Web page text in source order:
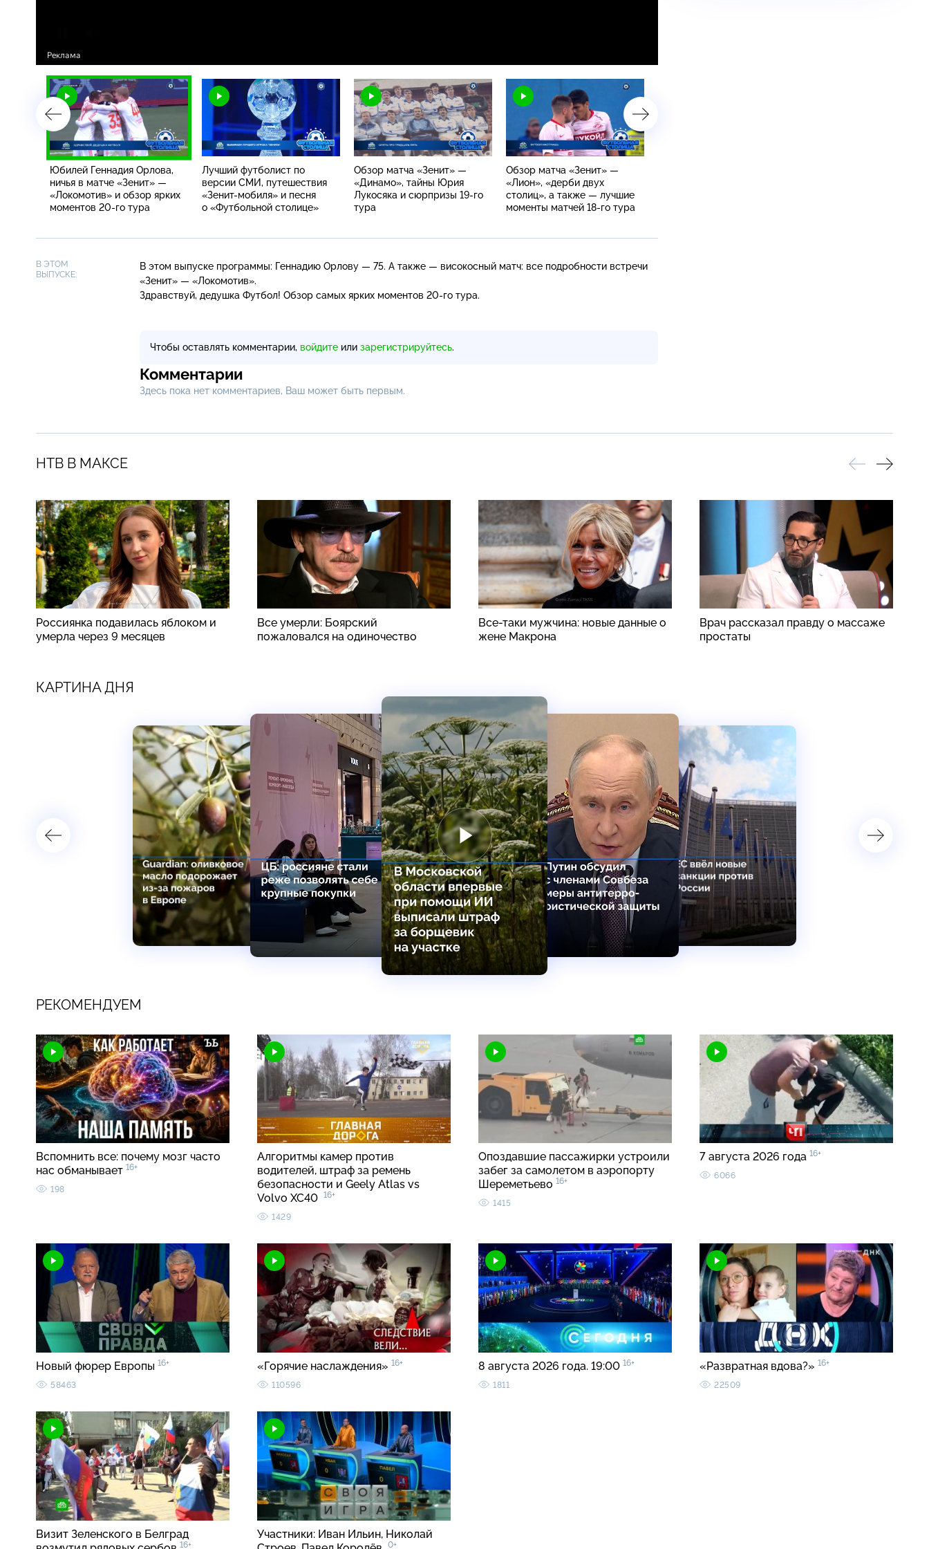
Юбилей Геннадия Орлова,
ничья в матче «Зенит» —
«Локомотив» и обзор ярких
моментов 20-го тура
Лучший футболист по
версии СМИ, путешествия
«Зенит-мобиля» и песня
о «Футбольной столице»
Обзор матча «Зенит» —
«Динамо», тайны Юрия
Лукосяка и сюрпризы 19-го
тура
Обзор матча «Зенит» —
«Лион», «дерби двух
столиц», а также — лучшие
моменты матчей 18-го тура
В ЭТОМ
ВЫПУСКЕ:
В этом выпуске программы: Геннадию Орлову — 75. А также — високосный матч: все подробности встречи
«Зенит» — «Локомотив».
Здравствуй, дедушка Футбол! Обзор самых ярких моментов 20-го тура.
Чтобы оставлять комментарии, войдите или зарегистрируйтесь.
Комментарии
Здесь пока нет комментариев, Ваш может быть первым.
НТВ В МАКСЕ
Россиянка подавилась яблоком и
умерла через 9 месяцев
Все умерли: Боярский
пожаловался на одиночество
Все-таки мужчина: новые данные о
жене Макрона
Врач рассказал правду о массаже
простаты
КАРТИНА ДНЯ
РЕКОМЕНДУЕМ
Вспомнить все: почему мозг часто
нас обманывает 16+
198
Алгоритмы камер против
водителей, штраф за ремень
безопасности и Geely Atlas vs
Volvo XC40 16+
1429
Опоздавшие пассажирки устроили
забег за самолетом в аэропорту
Шереметьево 16+
1415
7 августа 2026 года 16+
6066
Новый фюрер Европы 16+
58463
«Горячие наслаждения» 16+
110596
8 августа 2026 года. 19:00 16+
1811
«Развратная вдова?» 16+
22509
Визит Зеленского в Белград
16+
Участники: Иван Ильин, Николай
0+